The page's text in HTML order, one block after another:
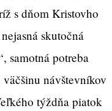
s dňom Kristovho
skutočná
samotná potreba
návštevníkov
týždňa piatok